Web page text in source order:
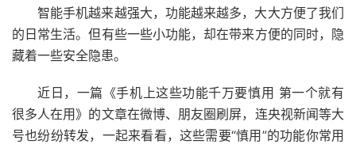
智能手机越来越强大，功能越来越多，大大方便了我们
的日常生活。但有些一些小功能，却在带来方便的同时，隐
藏着一些安全隐患。
近日，一篇《手机上这些功能千万要慎用 第一个就有
很多人在用》的文章在微博、朋友圈刷屏，连央视新闻等大
号也纷纷转发，一起来看看，这些需要“慎用”的功能你常用